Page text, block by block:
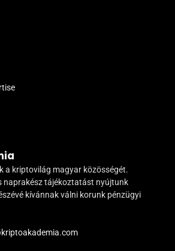
a kriptovilág magyar közösségét.
naprakész tájékoztatást nyújtunk
kívánnak válni korunk pénzügyi